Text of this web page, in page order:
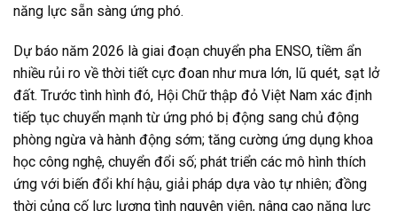
năng lực sẵn sàng ứng phó.
Dự báo năm 2026 là giai đoạn chuyển pha ENSO, tiềm ẩn
nhiều rủi ro về thời tiết cực đoan như mưa lớn, lũ quét, sạt lở
đất. Trước tình hình đó, Hội Chữ thập đỏ Việt Nam xác định
tiếp tục chuyển mạnh từ ứng phó bị động sang chủ động
phòng ngừa và hành động sớm; tăng cường ứng dụng khoa
học công nghệ, chuyển đổi số; phát triển các mô hình thích
ứng với biến đổi khí hậu, giải pháp dựa vào tự nhiên; đồng
thời củng cố lực lượng tình nguyện viên, nâng cao năng lực